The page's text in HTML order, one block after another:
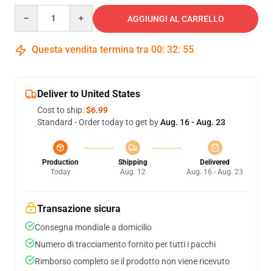
AGGIUNGI AL CARRELLO
Questa vendita termina tra 00: 32: 54
Deliver to United States
Cost to ship:$6.99
Standard - Order today to get byAug. 16 - Aug. 23
Production
Today
Shipping
Aug. 12
Delivered
Aug. 16 - Aug. 23
Transazione sicura
Consegna mondiale a domicilio
Numero di tracciamento fornito per tutti i pacchi
Rimborso completo se il prodotto non viene ricevuto